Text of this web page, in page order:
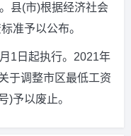
县(市)根据经济社会
准予以公布。
1日起执行。2021年
于调整市区最低工资
)予以废止。